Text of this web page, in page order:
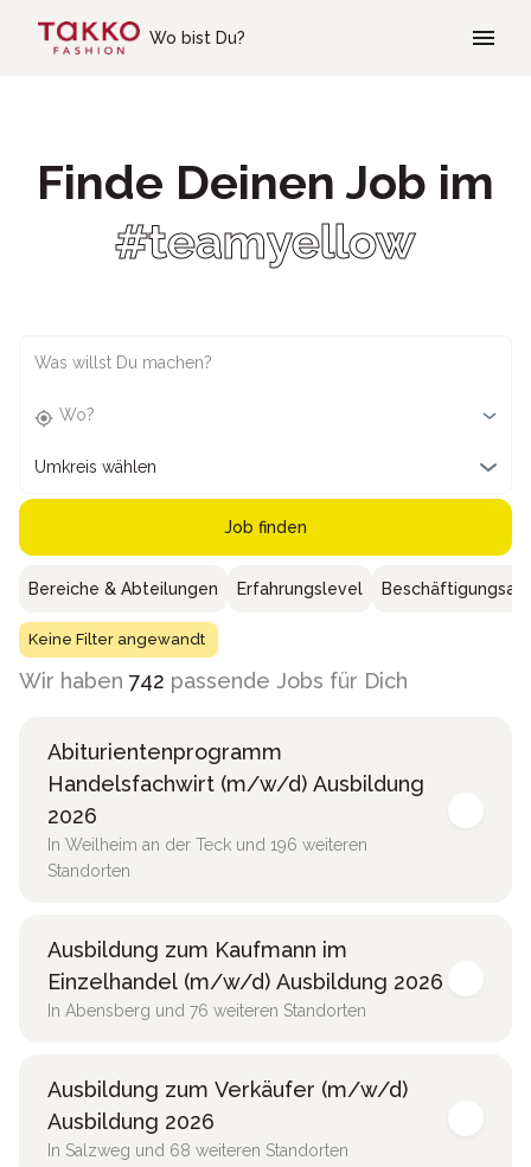
Wo bist Du?
Finde Deinen Job im
#teamyellow
Was willst Du machen?
Wo?
Umkreis wählen
Job finden
Bereiche & Abteilungen Erfahrungslevel
Keine Filter angewandt
Wir haben 742 passende Jobs für Dich
Abiturientenprogramm
Handelsfachwirt (m/w/d) Ausbildung
2026
In Weilheim an der Teck und 196 weiteren
Standorten
Ausbildung zum Kaufmann im
Einzelhandel (m/w/d) Ausbildung 2026
In Abensberg und 76 weiteren Standorten
Ausbildung zum Verkäufer (m/w/d)
Ausbildung 2026
In Salzweg und 68 weiteren Standorten